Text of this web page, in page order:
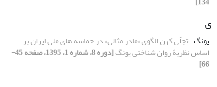
ی
یونگ تجلّی کهن الگوی «مادر مثالی» در حماسه های ملی ایران بر
اساس نظریۀ روان شناختی یونگ
[دوره 8، شماره 1، 1395، صفحه 45-
66]